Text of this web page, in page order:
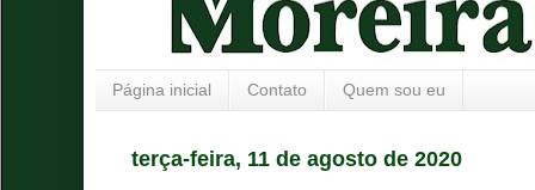
Página inicial Contato Quem sou eu
terça-feira, 11 de agosto de 2020